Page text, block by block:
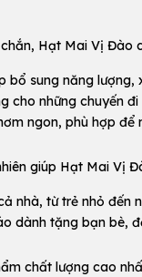
Hạt Mai Vị Đào
bổ sung năng
cho những chuyến
ngon, phù hợp để
giúp Hạt Mai Vị
nhà, từ trẻ nhỏ đến
dành tặng bạn bè,
chất lượng cao